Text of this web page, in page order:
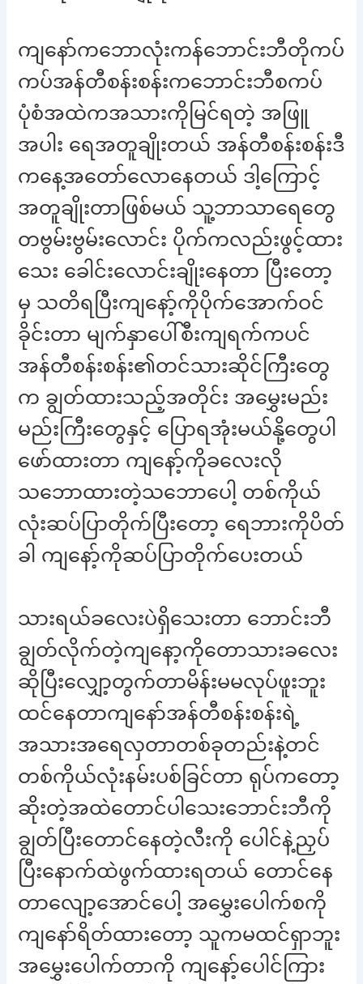
ကျနော်ကဘောလုံးကန်ဘောင်းဘီတိုကပ်
ကပ်အန်တီစန်းစန်းကဘောင်းဘီစကပ်
ပုံစံအထဲကအသားကိုမြင်ရတဲ့ အဖြူ
အပါး ရေအတူချိုးတယ် အန်တီစန်းစန်းဒီ
ကနေ့အတော်လောနေတယ် ဒါ့ကြောင့်
အတူချိုးတာဖြစ်မယ် သူ့ဘာသာရေတွေ
တဗွမ်းဗွမ်းလောင်း ပိုက်ကလည်းဖွင့်ထား
သေး ခေါင်းလောင်းချိုးနေတာ ပြီးတော့
မှ သတိရပြီးကျနော့်ကိုပိုက်အောက်ဝင်
ခိုင်းတာ မျက်နှာပေါ်စီးကျရက်ကပင်
အန်တီစန်းစန်း၏တင်သားဆိုင်ကြီးတွေ
က ချွတ်ထားသည့်အတိုင်း အမွှေးမည်း
မည်းကြီးတွေနှင့် ပြောရအုံးမယ်နို့တွေပါ
ဖော်ထားတာ ကျနော့်ကိုခလေးလို
သဘောထားတဲ့သဘောပေါ့ တစ်ကိုယ်
လုံးဆပ်ပြာတိုက်ပြီးတော့ ရေဘားကိုပိတ်
ခါ ကျနော့်ကိုဆပ်ပြာတိုက်ပေးတယ်
သားရယ်ခလေးပဲရှိသေးတာ ဘောင်းဘီ
ချွတ်လိုက်တဲ့ကျနော့ကိုတောသားခလေး
ဆိုပြီးလျှော့တွက်တာမိန်းမမလုပ်ဖူးဘူး
ထင်နေတာကျနော်အန်တီစန်းစန်းရဲ့
အသားအရေလှတာတစ်ခုတည်းနဲ့တင်
တစ်ကိုယ်လုံးနမ်းပစ်ခြင်တာ ရုပ်ကတော့
ဆိုးတဲ့အထဲတောင်ပါသေးဘောင်းဘီကို
ချွတ်ပြီးတောင်နေတဲ့လီးကို ပေါင်နဲ့ညှပ်
ပြီးနောက်ထဲဖွက်ထားရတယ် တောင်နေ
တာလျော့အောင်ပေါ့ အမွှေးပေါက်စကို
ကျနော်ရိတ်ထားတော့ သူကမထင်ရှာဘူး
အမွှေးပေါက်တာကို ကျနော့်ပေါင်ကြား